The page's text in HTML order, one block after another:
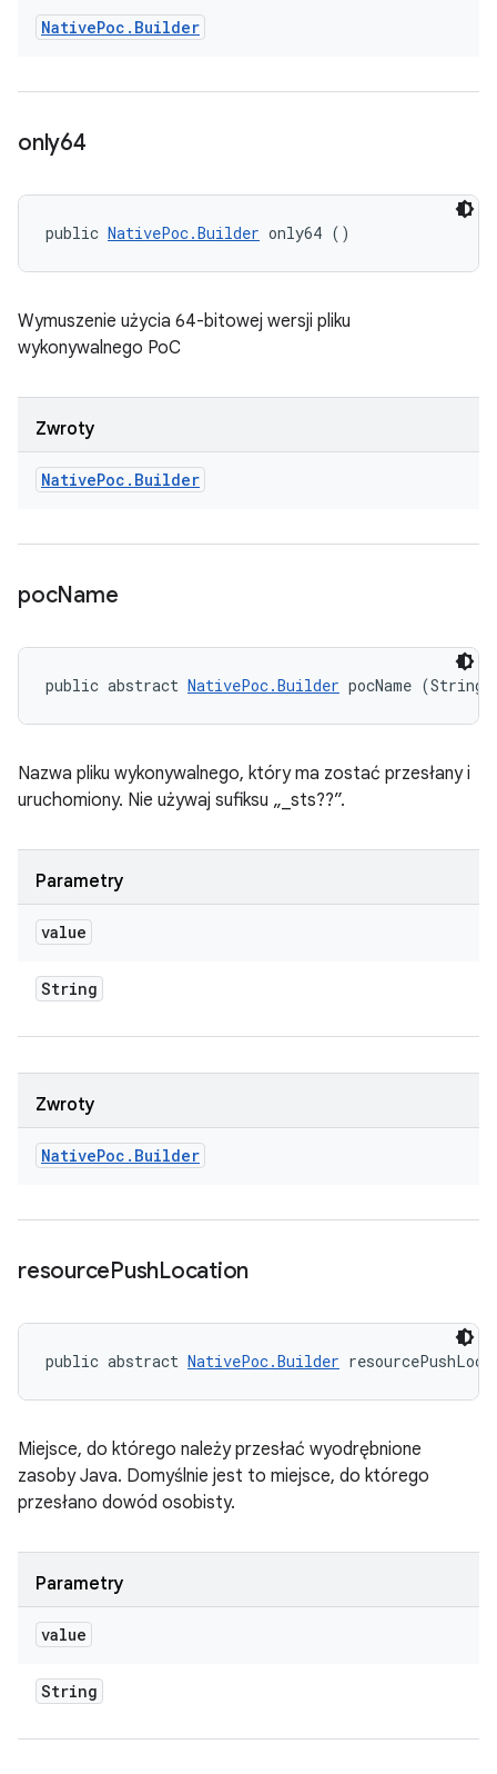
NativePoc . Builder
only64
public NativePoc.Builder only64 ()
Wymuszenie użycia 64-bitowej wersji pliku
wykonywalnego PoC
Zwroty
NativePoc . Builder
pocName
public abstract NativePoc.Builder pocName (String
Nazwa pliku wykonywalnego, który ma zostać przesłany i
uruchomiony. Nie używaj sufiksu „_sts??”.
Parametry
value
String
Zwroty
NativePoc . Builder
resourcePushLocation
public abstract NativePoc.Builder
Miejsce, do którego należy przesłać wyodrębnione
zasoby Java. Domyślnie jest to miejsce, do którego
przesłano dowód osobisty.
Parametry
value
String